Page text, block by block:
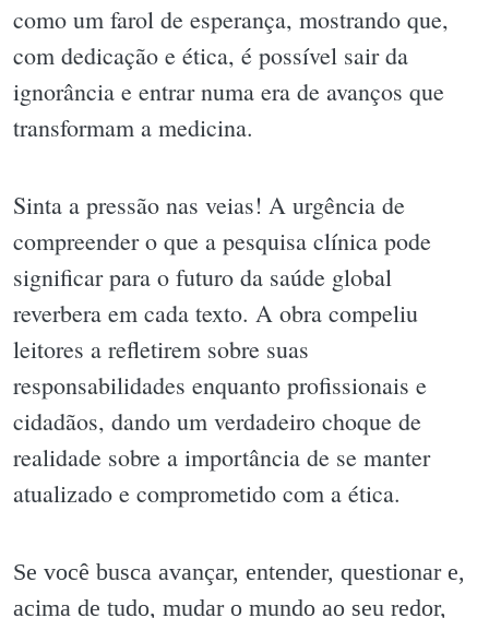
como um farol de esperança, mostrando que,
com dedicação e ética, é possível sair da
ignorância e entrar numa era de avanços que
transformam a medicina.
Sinta a pressão nas veias! A urgência de
compreender o que a pesquisa clínica pode
significar para o futuro da saúde global
reverbera em cada texto. A obra compeliu
leitores a refletirem sobre suas
responsabilidades enquanto profissionais e
cidadãos, dando um verdadeiro choque de
realidade sobre a importância de se manter
atualizado e comprometido com a ética.
Se você busca avançar, entender, questionar e,
acima de tudo, mudar o mundo ao seu redor,